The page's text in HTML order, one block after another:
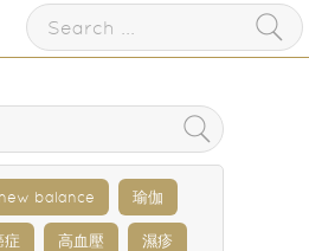
new balance 瑜伽
症 高血壓 濕疹